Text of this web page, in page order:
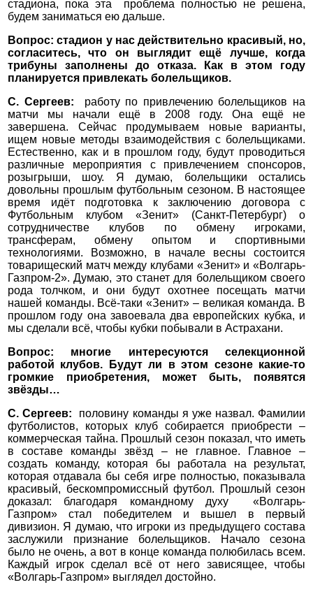
стадиона, пока эта проблема полностью не решена,
будем заниматься ею дальше.
Вопрос: стадион у нас действительно красивый, но,
согласитесь, что он выглядит ещё лучше, когда
трибуны заполнены до отказа. Как в этом году
планируется привлекать болельщиков.
С. Сергеев: работу по привлечению болельщиков на
матчи мы начали ещё в 2008 году. Она ещё не
завершена. Сейчас продумываем новые варианты,
ищем новые методы взаимодействия с болельщиками.
Естественно, как и в прошлом году, будут проводиться
различные мероприятия с привлечением спонсоров,
розыгрыши, шоу. Я думаю, болельщики остались
довольны прошлым футбольным сезоном. В настоящее
время идёт подготовка к заключению договора с
Футбольным клубом «Зенит» (Санкт-Петербург) о
сотрудничестве клубов по обмену игроками,
трансферам, обмену опытом и спортивными
технологиями. Возможно, в начале весны состоится
товарищеский матч между клубами «Зенит» и «Волгарь-
Газпром-2». Думаю, это станет для болельщиком своего
рода толчком, и они будут охотнее посещать матчи
нашей команды. Всё-таки «Зенит» – великая команда. В
прошлом году она завоевала два европейских кубка, и
мы сделали всё, чтобы кубки побывали в Астрахани.
Вопрос: многие интересуются селекционной
работой клубов. Будут ли в этом сезоне какие-то
громкие приобретения, может быть, появятся
звёзды…
С. Сергеев: половину команды я уже назвал. Фамилии
футболистов, которых клуб собирается приобрести –
коммерческая тайна. Прошлый сезон показал, что иметь
в составе команды звёзд – не главное. Главное –
создать команду, которая бы работала на результат,
которая отдавала бы себя игре полностью, показывала
красивый, бескомпромиссный футбол. Прошлый сезон
доказал: благодаря командному духу «Волгарь-
Газпром» стал победителем и вышел в первый
дивизион. Я думаю, что игроки из предыдущего состава
заслужили признание болельщиков. Начало сезона
было не очень, а вот в конце команда полюбилась всем.
Каждый игрок сделал всё от него зависящее, чтобы
«Волгарь-Газпром» выглядел достойно.